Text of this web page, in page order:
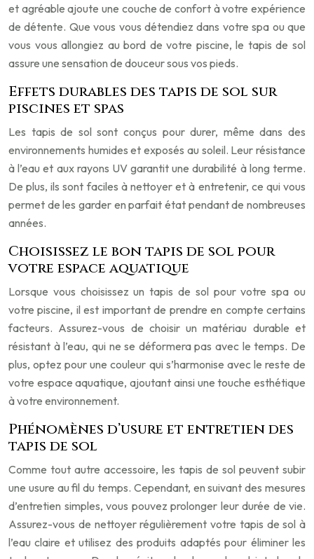
et agréable ajoute une couche de confort à votre expérience
de détente. Que vous vous détendiez dans votre spa ou que
vous vous allongiez au bord de votre piscine, le tapis de sol
assure une sensation de douceur sous vos pieds.
Effets durables des tapis de sol sur
piscines et spas
Les tapis de sol sont conçus pour durer, même dans des
environnements humides et exposés au soleil. Leur résistance
à l’eau et aux rayons UV garantit une durabilité à long terme.
De plus, ils sont faciles à nettoyer et à entretenir, ce qui vous
permet de les garder en parfait état pendant de nombreuses
années.
Choisissez le bon tapis de sol pour
votre espace aquatique
Lorsque vous choisissez un tapis de sol pour votre spa ou
votre piscine, il est important de prendre en compte certains
facteurs. Assurez-vous de choisir un matériau durable et
résistant à l’eau, qui ne se déformera pas avec le temps. De
plus, optez pour une couleur qui s’harmonise avec le reste de
votre espace aquatique, ajoutant ainsi une touche esthétique
à votre environnement.
Phénomènes d’usure et entretien des
tapis de sol
Comme tout autre accessoire, les tapis de sol peuvent subir
une usure au fil du temps. Cependant, en suivant des mesures
d’entretien simples, vous pouvez prolonger leur durée de vie.
Assurez-vous de nettoyer régulièrement votre tapis de sol à
l’eau claire et utilisez des produits adaptés pour éliminer les